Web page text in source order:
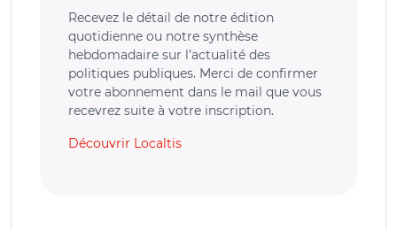
Recevez le détail de notre édition
quotidienne ou notre synthèse
hebdomadaire sur l’actualité des
politiques publiques. Merci de confirmer
votre abonnement dans le mail que vous
recevrez suite à votre inscription.
Découvrir Localtis